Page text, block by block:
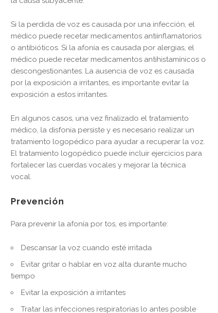
Si la perdida de voz es causada por una infección, el
médico puede recetar medicamentos antiinflamatorios
o antibióticos. Si la afonía es causada por alergias, el
médico puede recetar medicamentos antihistamínicos o
descongestionantes. La ausencia de voz es causada
por la exposición a irritantes, es importante evitar la
exposición a estos irritantes.
En algunos casos, una vez finalizado el tratamiento
médico, la disfonia persiste y es necesario realizar un
tratamiento logopédico para ayudar a recuperar la voz.
El tratamiento logopédico puede incluir ejercicios para
fortalecer las cuerdas vocales y mejorar la técnica
vocal.
Prevención
Para prevenir la afonía por tos, es importante:
Descansar la voz cuando esté irritada
Evitar gritar o hablar en voz alta durante mucho
tiempo
Evitar la exposición a irritantes
Tratar las infecciones respiratorias lo antes posible